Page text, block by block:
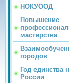
НОКУООД
Повышение
мастерства
городов
Год единства
России